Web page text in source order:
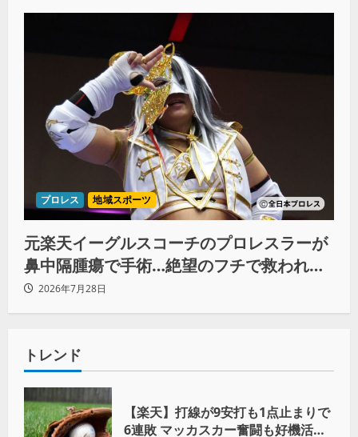
プロレス 地域スポーツ
元楽天イーグルスコーチのプロレスラーが
鼻中隔腫瘍で手術…絶望のフチで救われた
リーダーの言葉
2026年7月28日
トレンド
【楽天】打線が9安打も1点止まりで
6連敗 マッカスカー奮闘も好機活か